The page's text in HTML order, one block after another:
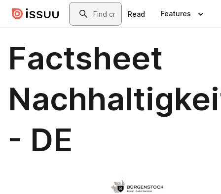
Skip to main contentSearch
Read Features
Factsheet
- DE